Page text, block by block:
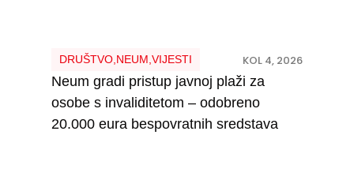
DRUŠTVO, NEUM VIJESTI KOL 4, 2026
Neum gradi pristup javnoj plaži za
osobe s invaliditetom – odobreno
20.000 eura bespovratnih sredstava